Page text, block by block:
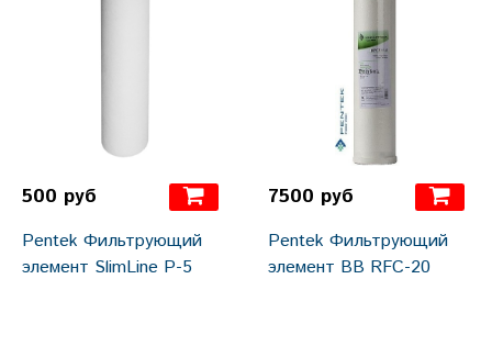
500 руб
Pentek Фильтрующий
элемент SlimLine P-5
7500 руб
Pentek Фильтрующий
элемент BB RFC-20